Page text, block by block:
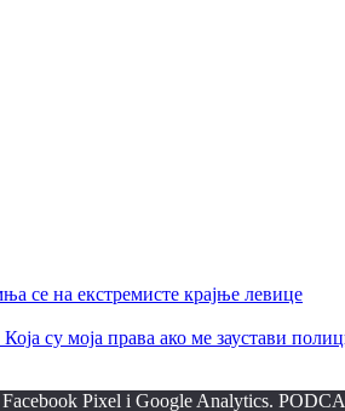
се на екстремисте крајње левице
су моја права ако ме заустави
Pixel i Google Analytics.